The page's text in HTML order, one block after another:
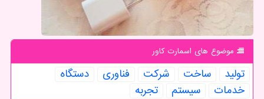
موضوع های اسمارت كاور
تولید ساخت شركت فناوری
دستگاه
خدمات
سیستم تجربه